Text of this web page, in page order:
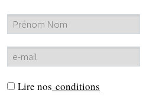
Lire nos conditions